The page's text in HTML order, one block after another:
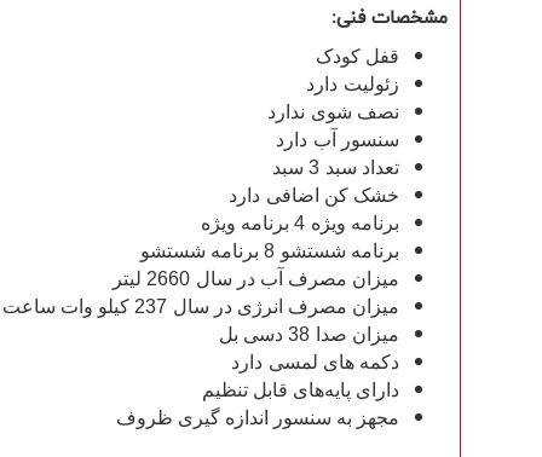
مشخصات فنی:
قفل کودک
زئولیت دارد
نصف شوی ندارد
سنسور آب دارد
تعداد سبد 3 سبد
خشک کن اضافی دارد
برنامه ویژه 4 برنامه ویژه
برنامه شستشو 8 برنامه شستشو
میزان مصرف آب در سال 2660 لیتر
میزان مصرف انرژی در سال 237 کیلو وات ساعت
میزان صدا
38 دسی بل
دکمه های لمسی دارد
دارای پایه‌های قابل تنظیم
مجهز به سنسور اندازه گیری ظروف